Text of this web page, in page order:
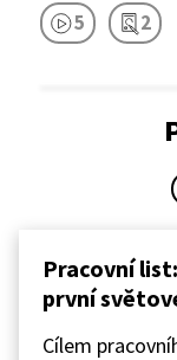
5 2
Pracovní
první
Cílem